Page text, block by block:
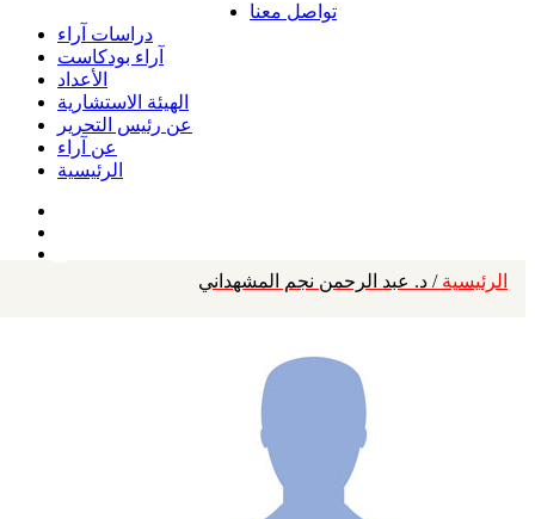
تواصل معنا
دراسات آراء
آراء بودكاست
الأعداد
الهيئة الاستشارية
عن رئيس التحرير
عن آراء
الرئيسية
الرئيسية / د. عبد الرحمن نجم المشهداني